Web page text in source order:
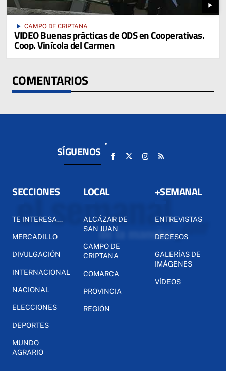
play_arrow
play_arrow CAMPO DE CRIPTANA
VIDEO Buenas prácticas de ODS en Cooperativas.
Coop. Vinícola del Carmen
COMENTARIOS
SÍGUENOS
SECCIONES
TE INTERESA...
MERCADILLO
DIVULGACIÓN
INTERNACIONAL
NACIONAL
ELECCIONES
DEPORTES
MUNDO
AGRARIO
LOCAL
ALCÁZAR DE
SAN JUAN
CAMPO DE
CRIPTANA
COMARCA
PROVINCIA
REGIÓN
+SEMANAL
ENTREVISTAS
DECESOS
GALERÍAS DE
IMÁGENES
VÍDEOS